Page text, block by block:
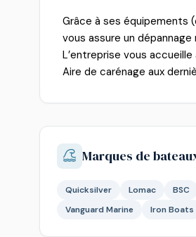
Grâce à ses équipements
vous assure un dépannage
L’entreprise vous
Aire de carénage aux
Marques de
Quicksilver Lomac BSC
Vanguard Marine
Iron Boats